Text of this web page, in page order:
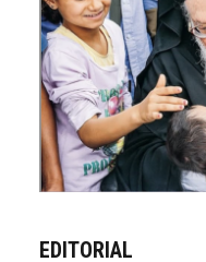
EDITORIAL